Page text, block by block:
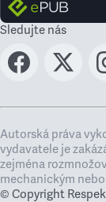
Sledujte nás
Autorská práva
vydavatele je
zejména
mechanickým
© Copyright